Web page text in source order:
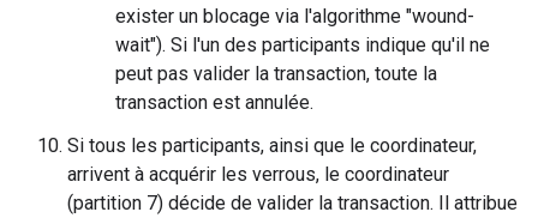
exister un blocage via l'algorithme "wound-
wait"). Si l'un des participants indique qu'il ne
peut pas valider la transaction, toute la
transaction est annulée.
Si tous les participants, ainsi que le coordinateur,
arrivent à acquérir les verrous, le coordinateur
(partition 7) décide de valider la transaction. Il attribue